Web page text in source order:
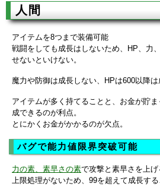
人間
アイテムを8つまで装備可能
戦闘をしても成長はしないため、HP、力
せないといけない。
魔力や防御は成長しない、HPは600以降は
アイテムが多く持てることと、お金が貯
成できるのが利点。
とにかくお金がかかるのが欠点。
バグで能力値限界突破可能
力の素、素早さの素で攻撃と素早さを上げ
上限処理がないため、99を超えて成長する